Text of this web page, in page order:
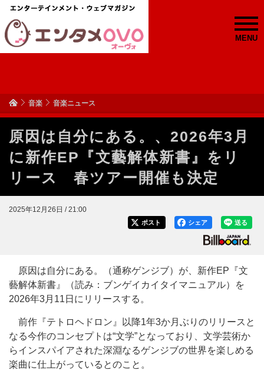
MENU
音楽 音楽ニュース
原因は自分にある。、2026年3月
に新作EP『文藝解体新書』をリ
リース 春ツアー開催も決定
2025年12月26日 / 21:00
送る
シェア
ポスト
原因は自分にある。（通称ゲンジブ）が、新作EP『文
藝解体新書』（読み：ブンゲイカイタイマニュアル）を
2026年3月11日にリリースする。
前作『テトロヘドロン』以降1年3か月ぶりのリリースと
なる今作のコンセプトは“文学”となっており、文学芸術か
らインスパイアされた深淵なるゲンジブの世界を楽しめる
楽曲に仕上がっているとのこと。